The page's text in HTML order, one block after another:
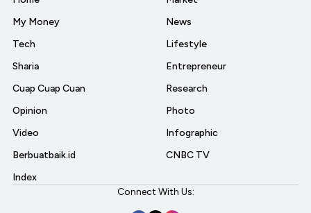
My Money
Tech
Sharia
Cuap Cuap Cuan
Opinion
Video
Berbuatbaik.id
Index
News
Lifestyle
Entrepreneur
Research
Photo
Infographic
CNBC TV
Connect With Us: